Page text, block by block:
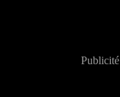
Publicité